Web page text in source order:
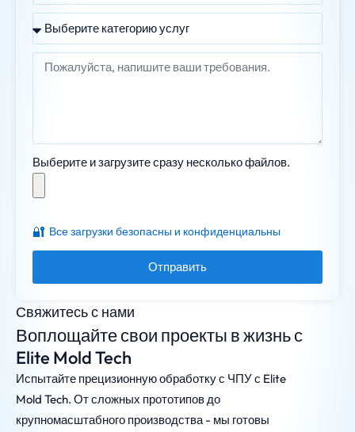
Свяжитесь с нами
Воплощайте свои проекты в жизнь с
Elite Mold Tech
Испытайте прецизионную обработку с ЧПУ с Elite
Mold Tech. От сложных прототипов до
крупномасштабного производства - мы готовы
Выберите и загрузите сразу несколько файлов.
🔐 Все загрузки безопасны и конфиденциальны
Отправить